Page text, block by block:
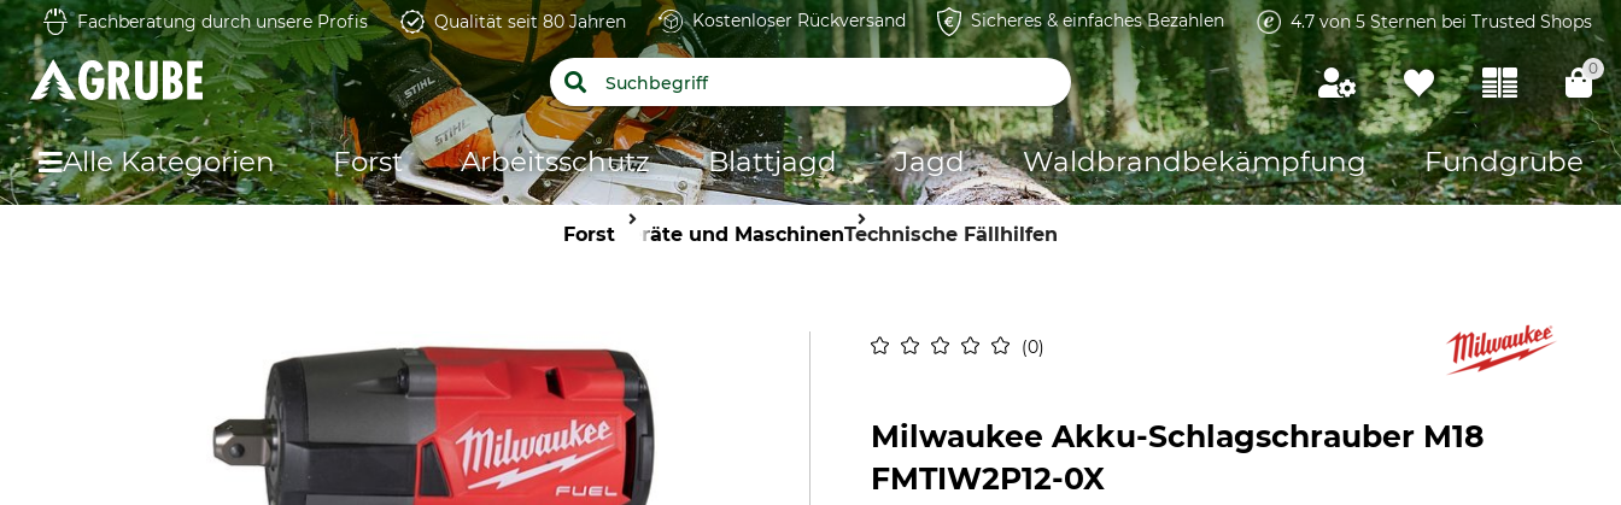
Fachberatung durch unsere Profis Qualität seit 80 Jahren Kostenloser Rückversand Sicheres & einfaches Bezahlen 4.7 von 5 Sternen bei Trusted Shops
0
Alle Kategorien Forst Arbeitsschutz Blattjagd Jagd Waldbrandbekämpfung Fundgrube
Forst Geräte und MaschinenTechnische Fällhilfen
0
Milwaukee Akku-Schlagschrauber M18
FMTIW2P12-0X